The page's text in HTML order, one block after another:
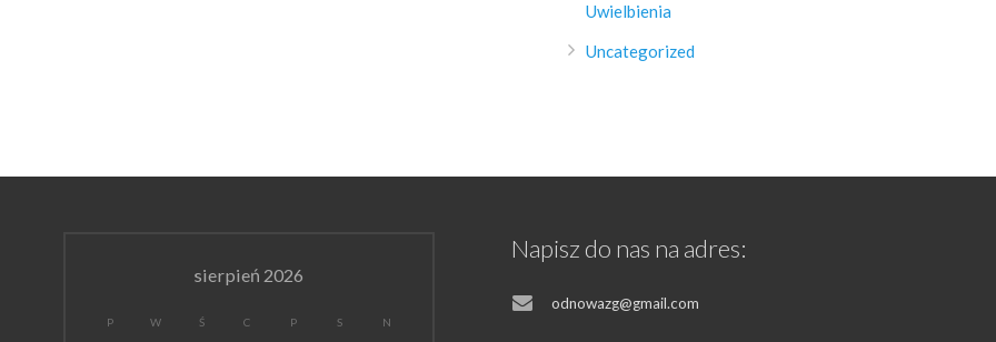
Uwielbienia
Uncategorized
sierpień 2026
P W Ś C P S N
Napisz do nas na adres:
odnowazg@gmail.com